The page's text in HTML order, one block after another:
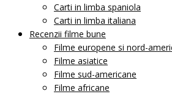
Carti in limba spaniola
Carti in limba italiana
Recenzii filme bune
Filme europene si nord-
Filme asiatice
Filme sud-americane
Filme africane